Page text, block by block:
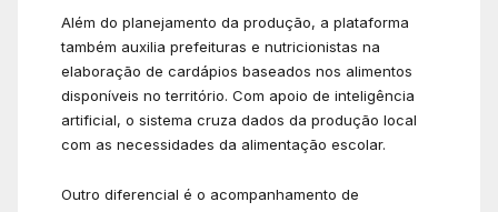
Além do planejamento da produção, a plataforma
também auxilia prefeituras e nutricionistas na
elaboração de cardápios baseados nos alimentos
disponíveis no território. Com apoio de inteligência
artificial, o sistema cruza dados da produção local
com as necessidades da alimentação escolar.
Outro diferencial é o acompanhamento de